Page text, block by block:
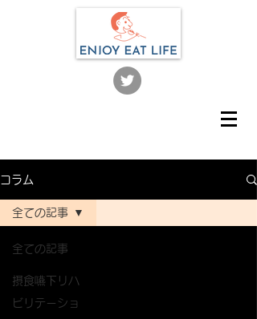
コラム
全ての記事
摂食嚥下リハ
ビリテーショ
全ての記事